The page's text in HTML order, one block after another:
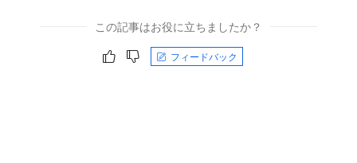
この記事はお役に立ちましたか？
フィードバック